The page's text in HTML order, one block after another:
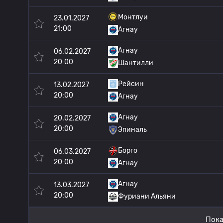
23.01.2027
21:00
Монтлуи
Агнау
06.02.2027
20:00
Агнау
Шантилли
13.02.2027
20:00
Рейсин
Агнау
20.02.2027
20:00
Агнау
Эпиналь
06.03.2027
20:00
Борго
Агнау
13.03.2027
20:00
Агнау
Фуриани Альяни